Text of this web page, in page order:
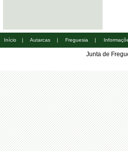
Início | Autarcas | Freguesia |
Junta de